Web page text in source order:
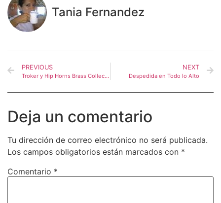
Tania Fernandez
PREVIOUS
Troker y Hip Horns Brass Collective en concierto.
NEXT
Despedida en Todo lo Alto
Deja un comentario
Tu dirección de correo electrónico no será publicada.
Los campos obligatorios están marcados con *
Comentario *